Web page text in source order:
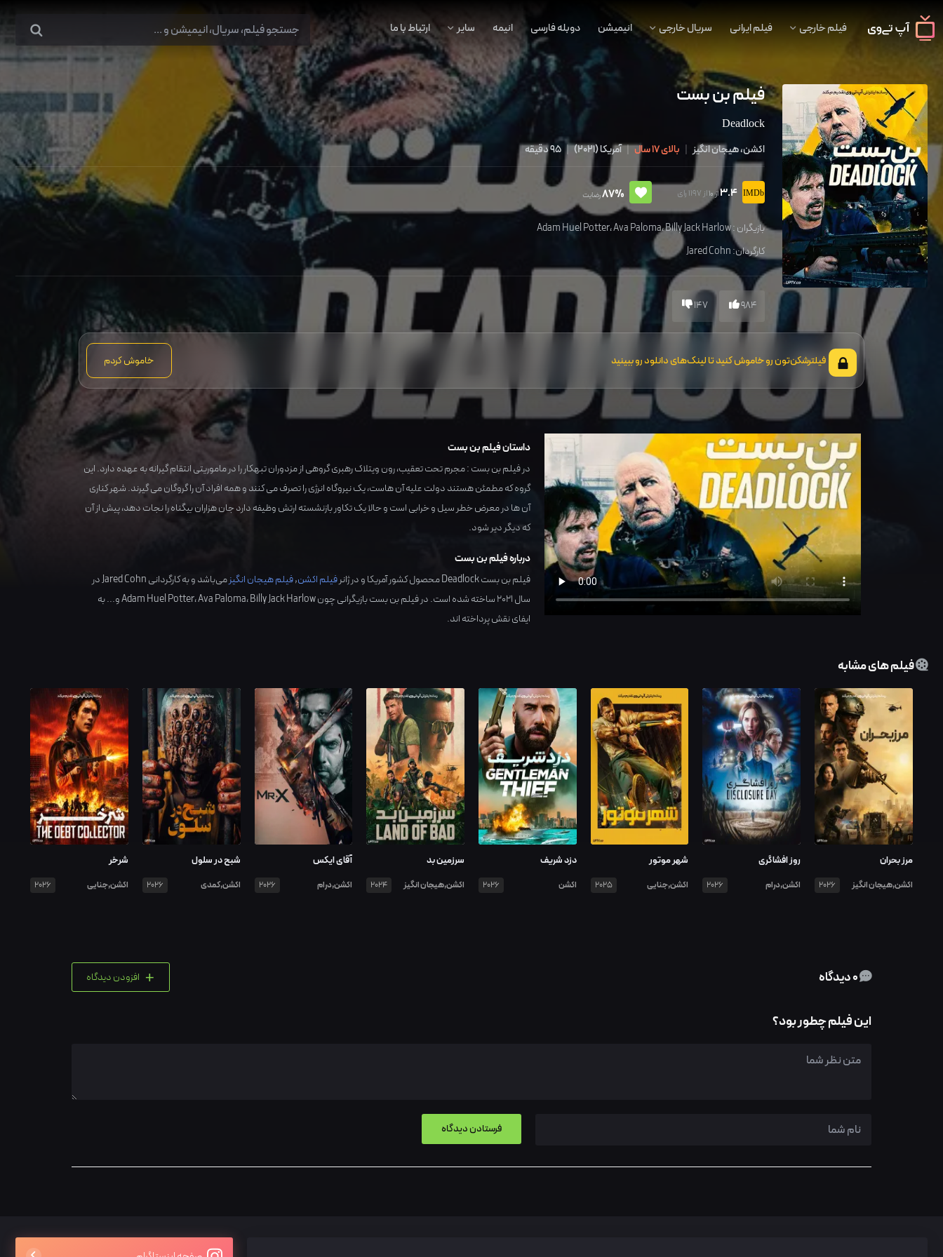
فیلم خارجی فیلم ایرانی سریال خارجی انیمیشن دوبله فارسی انیمه سایر ارتباط با ما
فیلم بن بست
Deadlock
اکشن، هیجان انگیز | بالای 17 سال | آمریکا(
2021
)
|
3.4از 10 از 1197 رای 87%رضایت
بازیگران : Adam Huel Potter،Ava Paloma،Billy Jack Harlow
کارگردان:Jared Cohn
984
147
فیلترشکن‌تون رو خاموش کنید تا لینک‌های دانلود رو ببینید خاموش کردم
داستان فیلم بن بست
در فیلم بن بست : مجرم تحت تعقیب، رون ویتلاک رهبری گروهی از مزدوران تبهکار را در ماموریتی انتقام گیرانه به عهده دارد. این
گروه که مطمئن هستند دولت علیه آن هاست، یک نیروگاه انرژی را تصرف می کنند و همه افراد آن را گروگان می گیرند. شهر کناری
آن ها در معرض خطر سیل و خرابی است و حالا یک تکاور بازنشسته ارتش وظیفه دارد جان هزاران بیگناه را نجات دهد، پیش از آن
که دیگر دیر شود.
درباره فیلم بن بست
فیلم بن بست Deadlock محصول کشور آمریکاو در ژانرفیلم اکشن,فیلم هیجان انگیزمی‌باشد و به کارگردانیJared Cohnدر
سال2021ساخته شده است. در فیلم بن بست بازیگرانی چون Adam Huel Potter،Ava Paloma،Billy Jack Harlow
و... به
ایفای نقش پرداخته اند.
فیلم های مشابه
مرز بحران
اکشن,هیجان انگیز 2026
روز افشاگری
اکشن,درام 2026
شهر موتور
اکشن,جنایی 2025
دزد شریف
اکشن 2026
سرزمین بد
اکشن,هیجان انگیز 2024
آقای ایکس
اکشن,درام 2026
شبح در سلول
اکشن,کمدی 2026
شرخر
اکشن,جنایی 2026
0 دیدگاه + افزودن دیدگاه
این فیلم چطور بود؟